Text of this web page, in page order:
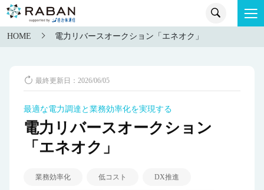
HOME 電力リバースオークション「エネオク」
最終更新日：2026/06/05
最適な電力調達と業務効率化を実現する
電力リバースオークション
「エネオク」
業務効率化 低コスト DX推進